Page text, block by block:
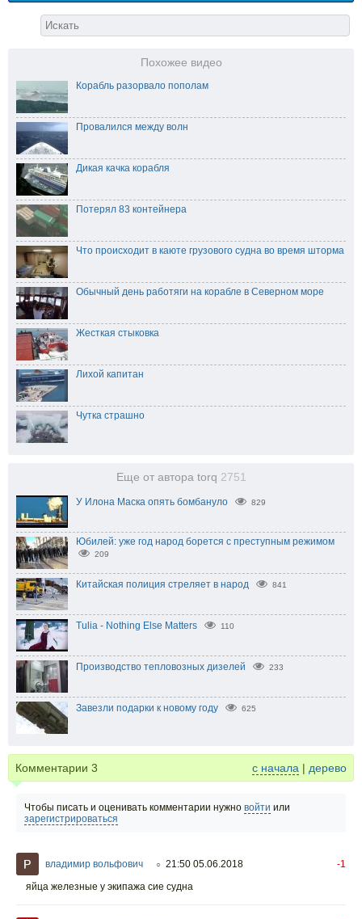
Похожее видео
Корабль разорвало пополам
Провалился между волн
Дикая качка корабля
Потерял 83 контейнера
Что происходит в каюте грузового судна во время шторма
Обычный день работяги на корабле в Северном море
Жесткая стыковка
Лихой капитан
Чутка страшно
Еще от автора torq 2751
У Илона Маска опять бомбануло 829
Юбилей: уже год народ борется с преступным режимом
209
Китайская полиция стреляет в народ 841
Tulia - Nothing Else Matters 110
Производство тепловозных дизелей 233
Завезли подарки к новому году 625
Комментарии 3 с начала | дерево
Чтобы писать и оценивать комментарии нужно войти или
зарегистрироваться
владимир вольфович ○ 21:50 05.06.2018
-1
яйца железные у экипажа сие судна